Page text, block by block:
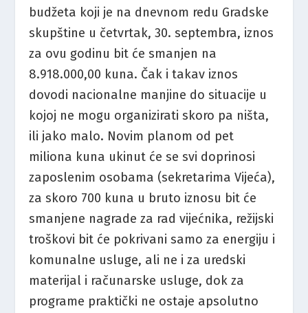
budžeta koji je na dnevnom redu Gradske
skupštine u četvrtak, 30. septembra, iznos
za ovu godinu bit će smanjen na
8.918.000,00 kuna. Čak i takav iznos
dovodi nacionalne manjine do situacije u
kojoj ne mogu organizirati skoro pa ništa,
ili jako malo. Novim planom od pet
miliona kuna ukinut će se svi doprinosi
zaposlenim osobama (sekretarima Vijeća),
za skoro 700 kuna u bruto iznosu bit će
smanjene nagrade za rad vijećnika, režijski
troškovi bit će pokrivani samo za energiju i
komunalne usluge, ali ne i za uredski
materijal i računarske usluge, dok za
programe praktički ne ostaje apsolutno